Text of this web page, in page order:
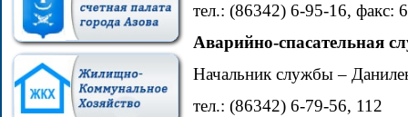
тел.: (86342) 6-95-16, факс:
Аварийно-спасательная
Начальник службы –
тел.: (86342) 6-79-56, 112